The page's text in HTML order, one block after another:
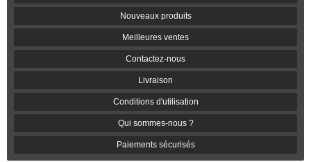
Nouveaux produits
Meilleures ventes
Contactez-nous
Livraison
Conditions d'utilisation
Qui sommes-nous ?
Paiements sécurisés